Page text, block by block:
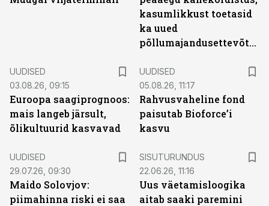
kasumlikkust toetasid
ka uued
põllumajandusettevõtted
UUDISED
03.08.26, 09:15
Euroopa saagiprognoos:
mais langeb järsult,
õlikultuurid kasvavad
UUDISED
05.08.26, 11:17
Rahvusvaheline fond
paisutab Bioforce’i
kasvu
UUDISED
29.07.26, 09:30
Maido Solovjov:
piimahinna riski ei saa
SISUTURUNDUS
22.06.26, 11:16
Uus väetamisloogika
aitab saaki paremini